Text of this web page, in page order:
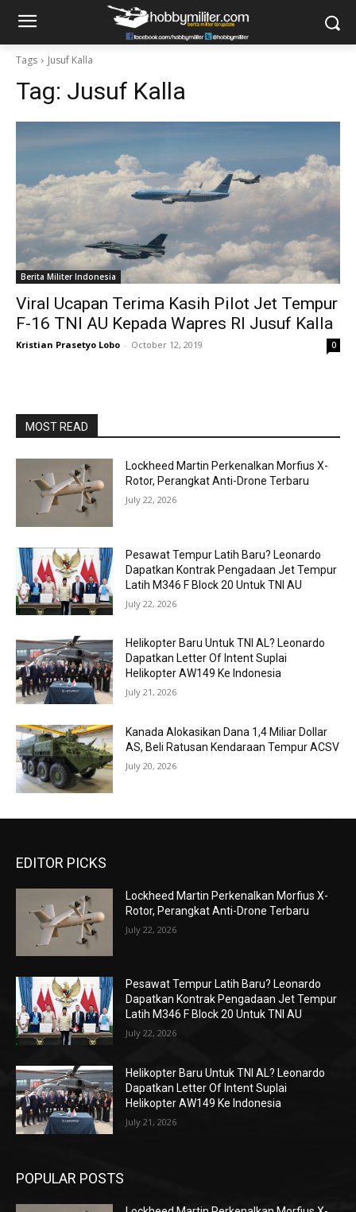
Tags Jusuf Kalla
Tag: Jusuf Kalla
Berita Militer Indonesia
Viral Ucapan Terima Kasih Pilot Jet Tempur
F-16 TNI AU Kepada Wapres RI Jusuf Kalla
Kristian Prasetyo Lobo - October 12, 2019 0
MOST READ
Lockheed Martin Perkenalkan Morfius X-
Rotor, Perangkat Anti-Drone Terbaru
July 22, 2026
Pesawat Tempur Latih Baru? Leonardo
Dapatkan Kontrak Pengadaan Jet Tempur
Latih M346 F Block 20 Untuk TNI AU
July 22, 2026
Helikopter Baru Untuk TNI AL? Leonardo
Dapatkan Letter Of Intent Suplai
Helikopter AW149 Ke Indonesia
July 21, 2026
Kanada Alokasikan Dana 1,4 Miliar Dollar
AS, Beli Ratusan Kendaraan Tempur ACSV
July 20, 2026
EDITOR PICKS
Lockheed Martin Perkenalkan Morfius X-
Rotor, Perangkat Anti-Drone Terbaru
July 22, 2026
Pesawat Tempur Latih Baru? Leonardo
Dapatkan Kontrak Pengadaan Jet Tempur
Latih M346 F Block 20 Untuk TNI AU
July 22, 2026
Helikopter Baru Untuk TNI AL? Leonardo
Dapatkan Letter Of Intent Suplai
Helikopter AW149 Ke Indonesia
July 21, 2026
POPULAR POSTS